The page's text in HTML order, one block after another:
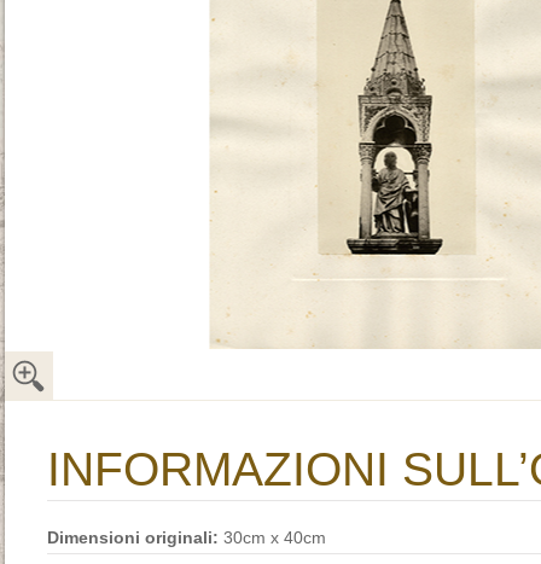
INFORMAZIONI
Dimensioni originali: 30cm x 40cm